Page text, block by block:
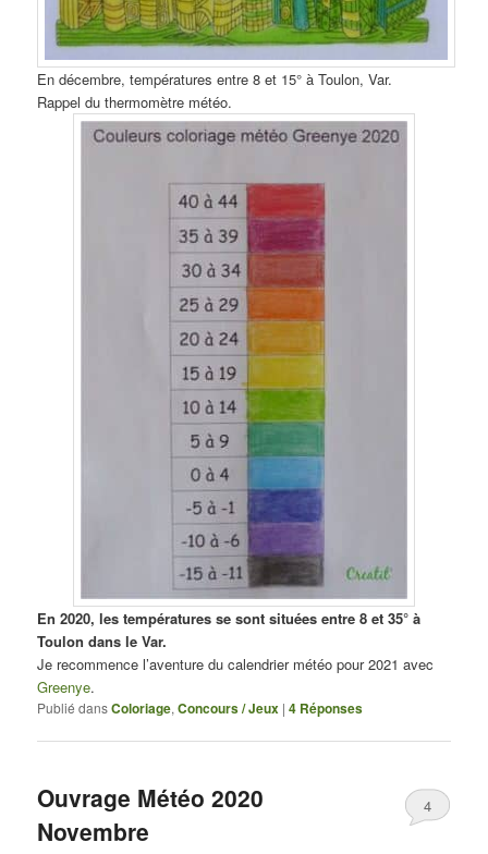
En décembre, températures entre 8 et 15° à Toulon, Var.
Rappel du thermomètre météo.
En 2020, les températures se sont situées entre 8 et 35° à
Toulon dans le Var.
Je recommence l’aventure du calendrier météo pour 2021 avec
Greenye.
Publié dansColoriage,Concours / Jeux |4 Réponses
Ouvrage Météo 2020
Novembre
4